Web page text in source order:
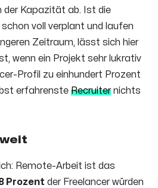
der Kapazität ab. Ist die
voll verplant und laufen
Zeitraum, lässt sich hier
wenn ein Projekt sehr lukrativ
Profil zu einhundert Prozent
erfahrenste Recruiternichts
Remote-Arbeit ist das
Prozent der Freelancer würden